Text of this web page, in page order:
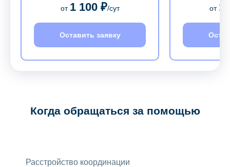
от 1 100 ₽/сут
Оставить заявку
от 1
Когда обращаться за помощью
Расстройство координации